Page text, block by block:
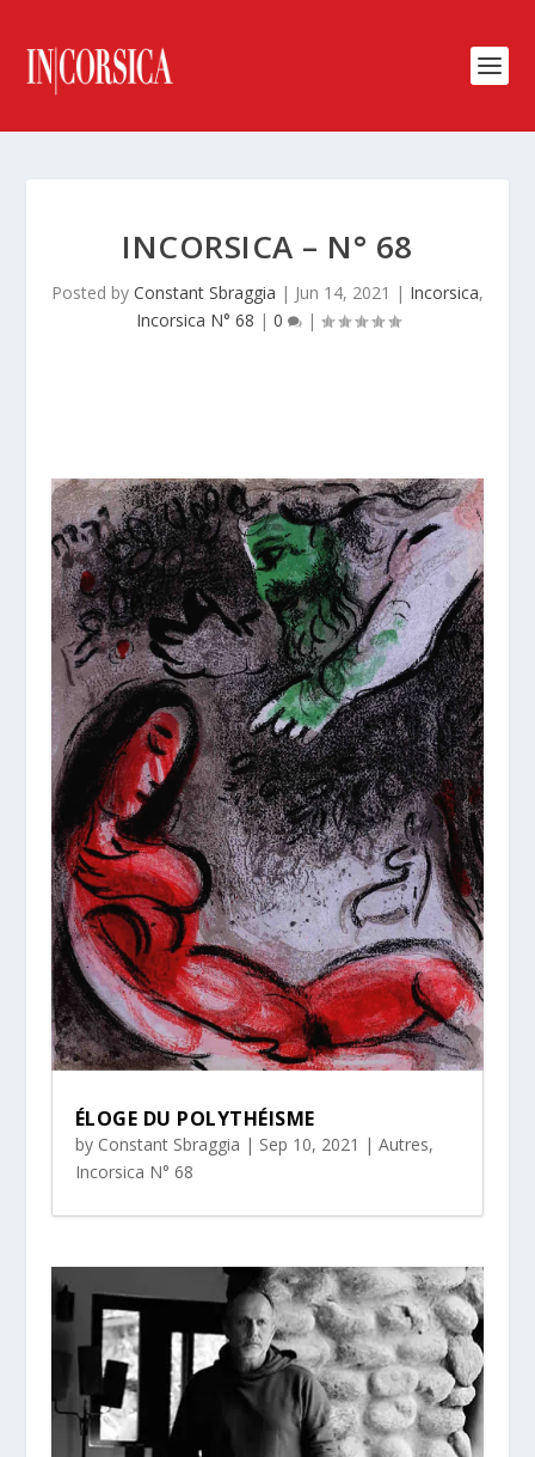
INCORSICA – N° 68
Posted by Constant Sbraggia | Jun 14, 2021 | Incorsica,
Incorsica N° 68 | 0 |
ÉLOGE DU POLYTHÉISME
by Constant Sbraggia | Sep 10, 2021 | Autres,
Incorsica N° 68